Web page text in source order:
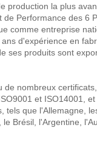
production la plus
de Performance des 6
comme entreprise
d'expérience en
ses produits sont
de nombreux
et ISO14001,
tels que l'Allemagne,
le Brésil, l'Argentine,